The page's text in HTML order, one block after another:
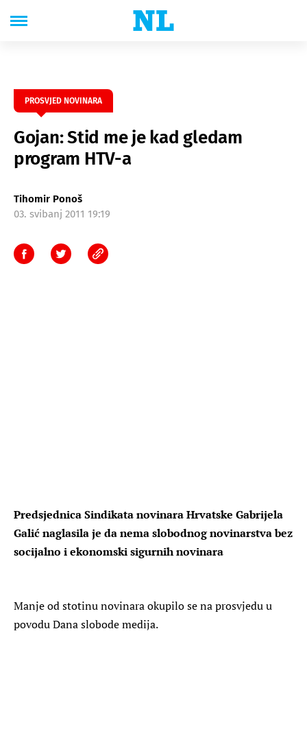
PROSVJED NOVINARA
Gojan: Stid me je kad gledam
program HTV-a
Tihomir Ponoš
03. svibanj 2011 19:19
Predsjednica Sindikata novinara Hrvatske Gabrijela
Galić naglasila je da nema slobodnog novinarstva bez
socijalno i ekonomski sigurnih novinara
Manje od stotinu novinara okupilo se na prosvjedu u
povodu Dana slobode medija.